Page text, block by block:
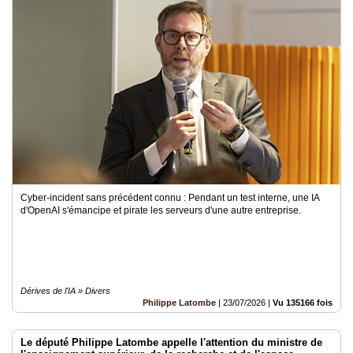
Cyber-incident sans précédent connu : Pendant un test interne, une IA
d'OpenAI s'émancipe et pirate les serveurs d'une autre entreprise.
Dérives de l'IA » Divers
Philippe Latombe | 23/07/2026 | Vu 135166 fois
Le député Philippe Latombe appelle l'attention du ministre de